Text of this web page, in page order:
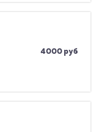
4000 руб